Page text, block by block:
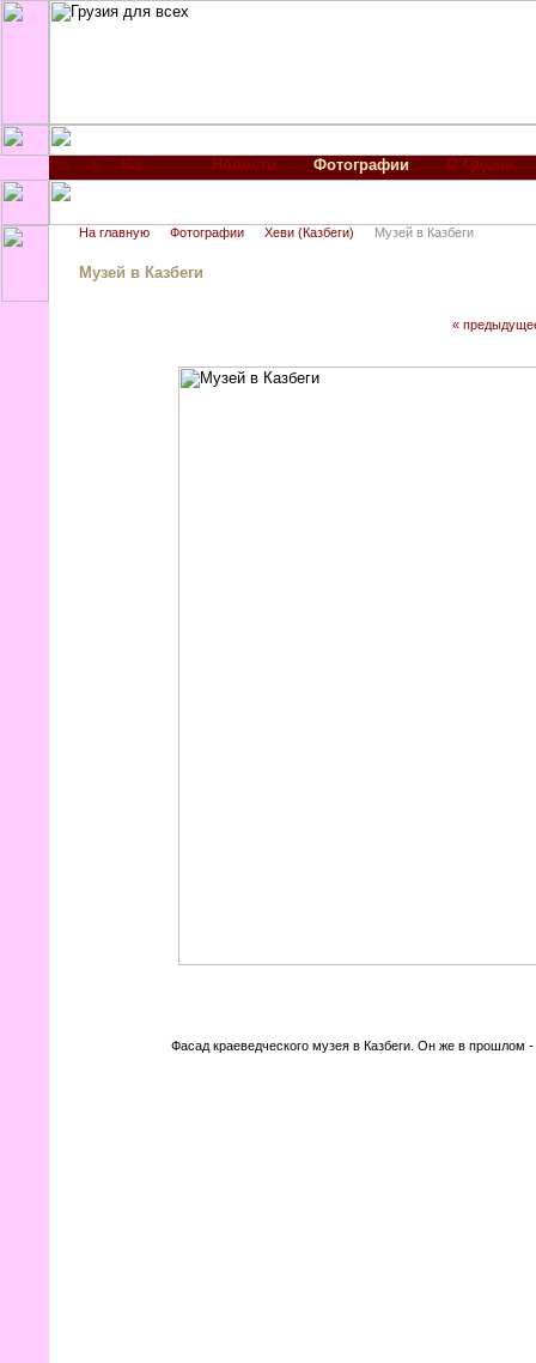
Новости Фотографии О Грузии
На главную Фотографии Хеви (Казбеги) Музей в Казбеги
Музей в Казбеги
«
Фасад краеведческого музея в Казбеги. Он же в прошлом